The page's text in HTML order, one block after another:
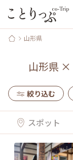
山形県
山形県 ×
絞り込む
スポット